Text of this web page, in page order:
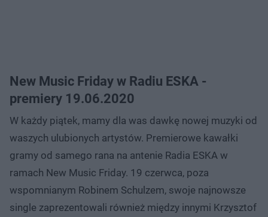
New Music Friday w Radiu ESKA -
premiery 19.06.2020
W każdy piątek, mamy dla was dawkę nowej muzyki od
waszych ulubionych artystów. Premierowe kawałki
gramy od samego rana na antenie Radia ESKA w
ramach New Music Friday. 19 czerwca, poza
wspomnianym Robinem Schulzem, swoje najnowsze
single zaprezentowali również między innymi Krzysztof